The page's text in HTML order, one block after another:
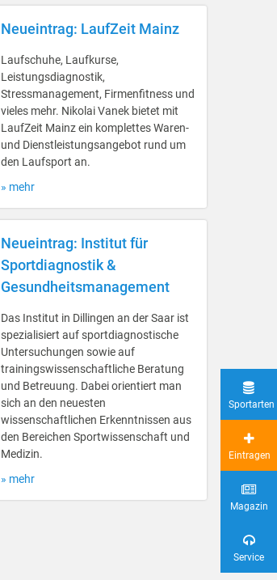
Neueintrag: LaufZeit Mainz
Laufschuhe, Laufkurse,
Leistungsdiagnostik,
Stressmanagement, Firmenfitness und
vieles mehr. Nikolai Vanek bietet mit
LaufZeit Mainz ein komplettes Waren-
und Dienstleistungsangebot rund um
den Laufsport an.
» mehr
Neueintrag: Institut für
Sportdiagnostik &
Gesundheitsmanagement
Das Institut in Dillingen an der Saar ist
spezialisiert auf sportdiagnostische
Untersuchungen sowie auf
trainingswissenschaftliche Beratung
und Betreuung. Dabei orientiert man
sich an den neuesten
wissenschaftlichen Erkenntnissen aus
den Bereichen Sportwissenschaft und
Medizin.
» mehr
Sportarten
Eintragen
Magazin
Service